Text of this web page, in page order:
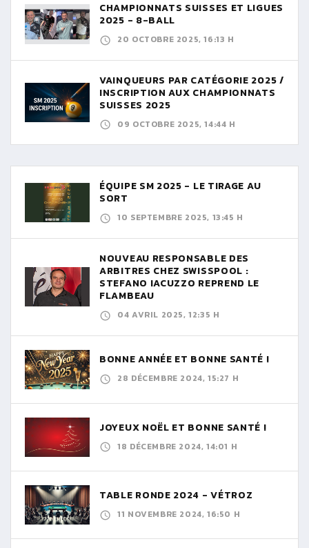
CHAMPIONNATS SUISSES ET LIGUES
2025 - 8-BALL
20 OCTOBRE 2025, 16:13 H
VAINQUEURS PAR CATÉGORIE 2025 /
INSCRIPTION AUX CHAMPIONNATS
SUISSES 2025
09 OCTOBRE 2025, 14:44 H
ÉQUIPE SM 2025 - LE TIRAGE AU
SORT
10 SEPTEMBRE 2025, 13:45 H
NOUVEAU RESPONSABLE DES
ARBITRES CHEZ SWISSPOOL :
STEFANO IACUZZO REPREND LE
FLAMBEAU
04 AVRIL 2025, 12:35 H
BONNE ANNÉE ET BONNE SANTÉ !
28 DÉCEMBRE 2024, 15:27 H
JOYEUX NOËL ET BONNE SANTÉ !
18 DÉCEMBRE 2024, 14:01 H
TABLE RONDE 2024 - VÉTROZ
11 NOVEMBRE 2024, 16:50 H